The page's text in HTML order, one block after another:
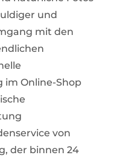
und
mit den
im Online-Shop
von
der binnen 24